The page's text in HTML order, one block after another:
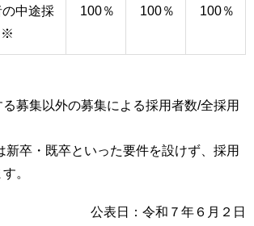
中途採
※
100％ 100％ 100％
募集以外の募集による採用者数/全採用
卒・既卒といった要件を設けず、採用
。
公表日：令和７年６月２日